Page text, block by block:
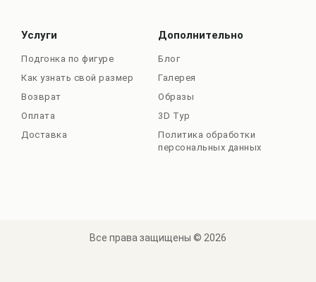
Услуги
Подгонка по фигуре
Как узнать свой размер
Возврат
Оплата
Доставка
Дополнительно
Блог
Галерея
Образы
3D Тур
Политика обработки
персональных данных
Все права защищены © 2026